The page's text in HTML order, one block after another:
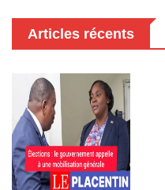
Articles récents